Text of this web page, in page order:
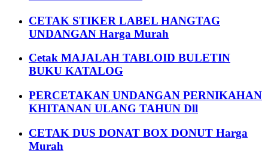
CETAK STIKER LABEL HANGTAG
UNDANGAN Harga Murah
Cetak MAJALAH TABLOID BULETIN
BUKU KATALOG
PERCETAKAN UNDANGAN PERNIKAHAN
KHITANAN ULANG TAHUN Dll
CETAK DUS DONAT BOX DONUT Harga
Murah